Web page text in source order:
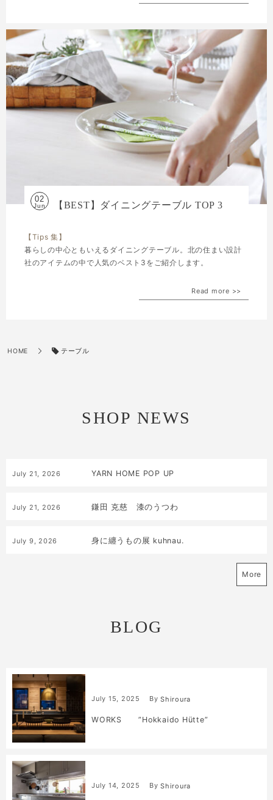
02
Jun 【BEST】ダイニングテーブル TOP 3
【Tips 集】
暮らしの中心ともいえるダイニングテーブル。北の住まい設計
社のアイテムの中で人気のベスト3をご紹介します。
Read more >>
HOME テーブル
SHOP NEWS
July 21, 2026 YARN HOME POP UP
July 21, 2026 鎌田 克慈 漆のうつわ
July 9 , 2026 身に纏うもの展 kuhnau.
More
BLOG
July 15, 2025 By Shiroura
WORKS ”Hokkaido Hütte”
July 14, 2025 By Shiroura